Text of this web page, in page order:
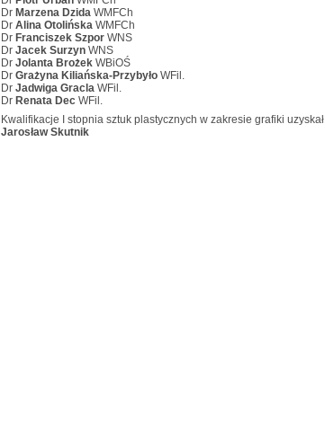
Dr Marzena Dzida WMFCh
Dr Alina Otolińska WMFCh
Dr Franciszek Szpor WNS
Dr Jacek Surzyn WNS
Dr Jolanta Brożek WBiOŚ
Dr Grażyna Kiliańska-Przybyło WFil.
Dr Jadwiga Gracla WFil.
Dr Renata Dec WFil.
Kwalifikacje I stopnia sztuk plastycznych w zakresie grafiki uzyskał
Jarosław Skutnik